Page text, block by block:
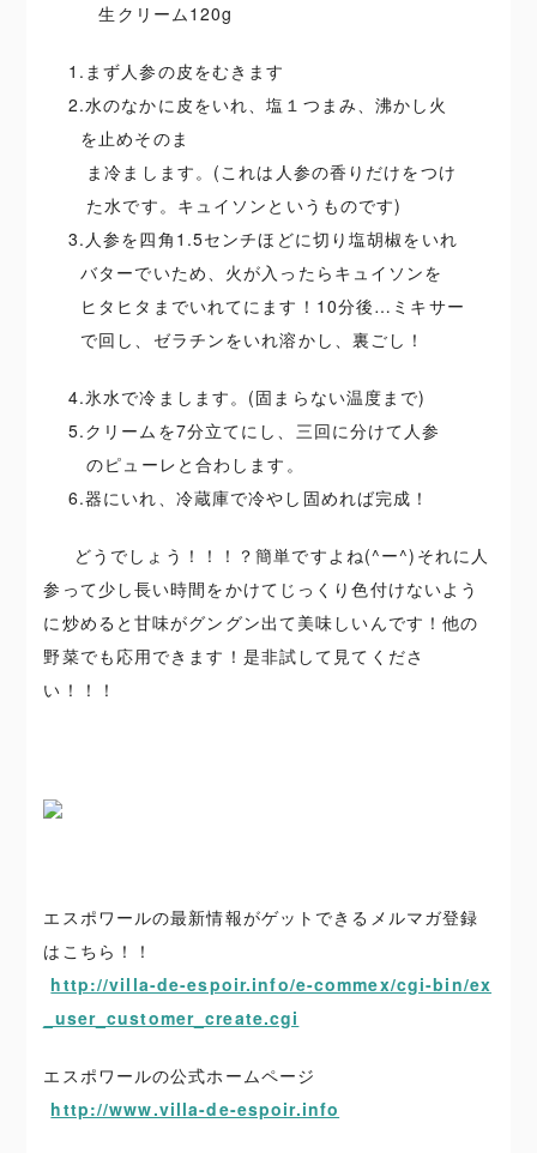
生クリーム120g
1.まず人参の皮をむきます
2.水のなかに皮をいれ、塩１つまみ、沸かし火
を止めそのま
ま冷まします。(これは人参の香りだけをつけ
た水です。キュイソンというものです)
3.人参を四角1.5センチほどに切り塩胡椒をいれ
バターでいため、火が入ったらキュイソンを
ヒタヒタまでいれてにます！10分後…ミキサー
で回し、ゼラチンをいれ溶かし、裏ごし！
4.氷水で冷まします。(固まらない温度まで)
5.クリームを7分立てにし、三回に分けて人参
のピューレと合わします。
6.器にいれ、冷蔵庫で冷やし固めれば完成！
どうでしょう！！！？簡単ですよね(^ー^)それに人
参って少し長い時間をかけてじっくり色付けないよう
に炒めると甘味がグングン出て美味しいんです！他の
野菜でも応用できます！是非試して見てくださ
い！！！
エスポワールの最新情報がゲットできるメルマガ登録
はこちら！！
http://villa-de-espoir.info/e-commex/cgi-bin/ex
_user_customer_create.cgi
エスポワールの公式ホームページ
http://www.villa-de-espoir.info